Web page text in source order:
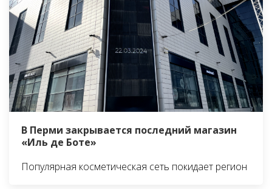
В Перми закрывается последний магазин
«Иль де Боте»
Популярная косметическая сеть покидает регион